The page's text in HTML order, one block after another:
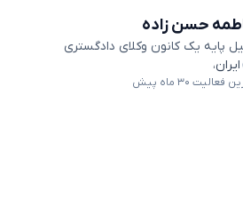
حسن زاده
پایه یک کانون وکلای دادگستری
ایران،
فعالیت ۳۰ ماه پیش